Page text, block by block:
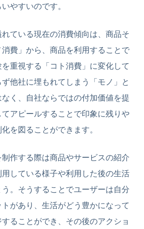
やすいのです。
ている現在の消費傾向は、商品そ
費」から、商品を利用することで
重視する「コト消費」に変化して
他社に埋もれてしまう「モノ」と
く、自社ならではの付加価値を提
アピールすることで印象に残りや
を図ることができます。
作する際は商品やサービスの紹介
している様子や利用した後の生活
。そうすることでユーザーは自分
があり、生活がどう豊かになって
ることができ、その後のアクショ